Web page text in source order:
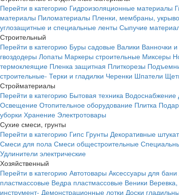
Перейти в категорию Гидроизоляционные материалы
материалы Пиломатериалы Пленки, мембраны,
углозащитные и специальные ленты Сыпучие
Строительный
Перейти в категорию Буры садовые Валики Ванночки
гвоздодеры Лопаты Маркеры строительные Миксеры
термоклеящие Пленка защитная Плиткорезы
строительные- Терки и гладилки Черенки Шпатели
Стройматериалы
Перейти в категорию Бытовая техника Водоснабжение
Освещение Отопительное оборудование Плитка
уборки Хранение Электротовары
Сухие смеси, грунты
Перейти в категорию Гипс Грунты Декоративные
Смеси для пола Смеси общестроительные
Удлинители электрические
Хозяйственный
Перейти в категорию Автотовары Аксессуары для бани
пластмассовые Ведра пластмассовые Веники
инструмент- Демонстрационные лотки Доски